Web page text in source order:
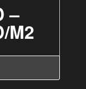
–
M2